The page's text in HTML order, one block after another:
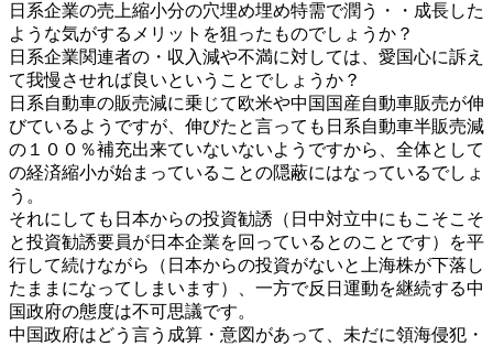
日系企業の売上縮小分の穴埋め埋め特需で潤う・・成長した
ような気がするメリットを狙ったものでしょうか？
日系企業関連者の・収入減や不満に対しては、愛国心に訴え
て我慢させれば良いということでしょうか？
日系自動車の販売減に乗じて欧米や中国国産自動車販売が伸
びているようですが、伸びたと言っても日系自動車半販売減
の１００％補充出来ていないないようですから、全体として
の経済縮小が始まっていることの隠蔽にはなっているでしょ
う。
それにしても日本からの投資勧誘（日中対立中にもこそこそ
と投資勧誘要員が日本企業を回っているとのことです）を平
行して続けながら（日本からの投資がないと上海株が下落し
たままになってしまいます）、一方で反日運動を継続する中
国政府の態度は不可思議です。
中国政府はどう言う成算・意図があって、未だに領海侵犯・